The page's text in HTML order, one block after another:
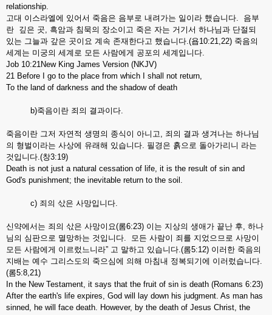
relationship.
고대 이스라엘에 있어서 죽음은 음부로 내려가는 일이라 했습니다. 음부
란 깊은 곳, 흑암과 침묵의 장소이고 죽은 자는 거기서 하나님과 단절되
있는 그늘과 갚은 곳이요 계속 존재한다고 했습니다.(욥10:21,22) 죽음의
세계는 미궁의 세계로 모든 사람에게 공포의 세계입니다.
Job 10:21New King James Version (NKJV)
21 Before I go to the place from which I shall not return,
To the land of darkness and the shadow of death
b)죽음이란 죄의 결과이다.
죽음이란 그저 자연적 생명의 종식이 아니고, 죄의 결과 생겨나는 하나님
의 형벌이라는 사상에 유래해 있습니다. 필경은 흙으로 돌아가리니 라는
것입니다.(창3:19)
Death is not just a natural cessation of life, it is the result of sin and
God's punishment; the inevitable return to the soil.
c) 죄의 삯은 사망입니다.
신약에서는 죄의 삯은 사망이요(롬6:23) 이는 지상의 생애가 끝난 후, 하나
님의 심판으로 멸망하는 것입니다. 모든 사람이 죄를 지었으므로 사망이
모든 사람에게 이르렀느니라” 고 말하고 있습니다.(롬5:12) 이러한 죽음의
지배는 예수 그리스도의 죽으심에 의해 마침내 정복되기에 이러렀습니다.
(롬5:8,21)
In the New Testament, it says that the fruit of sin is death (Romans 6:23)
After the earth's life expires, God will lay down his judgment. As man has
sinned, he will face death. However, by the death of Jesus Christ, the